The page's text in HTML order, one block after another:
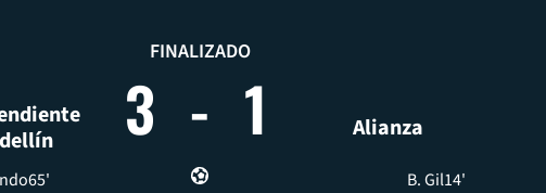
FINALIZADO
3 - 1 Alianza
65'
B. Gil14'